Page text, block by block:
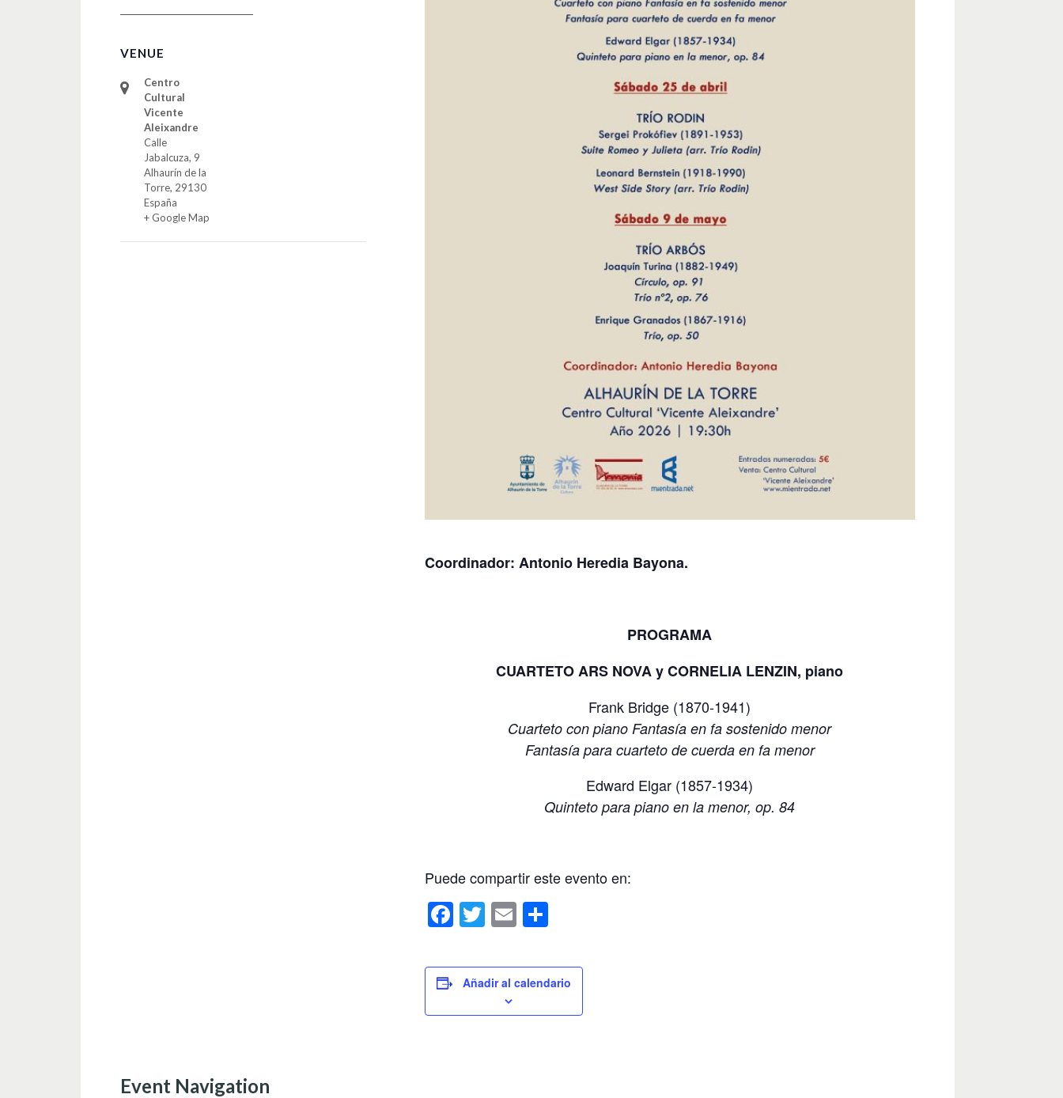
Coordinador: Antonio Heredia Bayona.
PROGRAMA
CUARTETO ARS NOVA y CORNELIA LENZIN, piano
Frank Bridge (1870-1941)
Cuarteto con piano Fantasía en fa sostenido menor
Fantasía para cuarteto de cuerda en fa menor
Edward Elgar (1857-1934)
Quinteto para piano en la menor, op. 84
Puede compartir este evento en:
F
a
c
e
b
T
wi
tt
er
E
m
ail
C
m
p
ar
Añadir al calendario
VENUE
Centro
Cultural
Vicente
Aleixandre
Calle
Jabalcuza, 9
Alhaurín de la
Torre, 29130
España
+ Google Map
Event Navigation